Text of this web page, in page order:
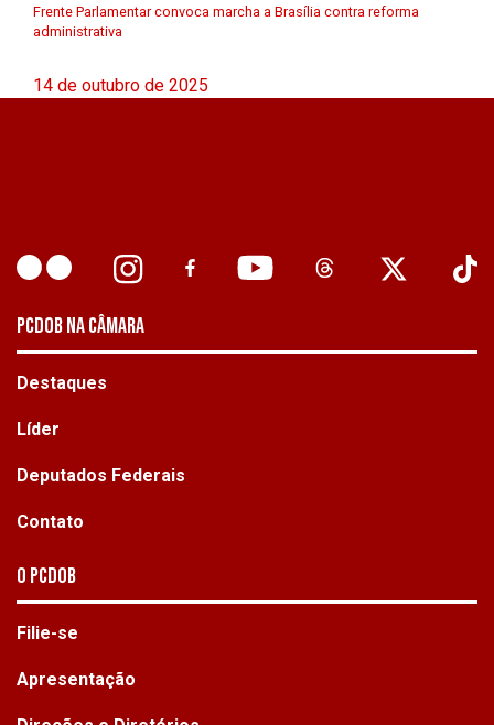
Frente Parlamentar convoca marcha a Brasília contra reforma
administrativa
14 de outubro de 2025
PCDOB NA CÂMARA
Destaques
Líder
Deputados Federais
Contato
O PCdoB
Filie-se
Apresentação